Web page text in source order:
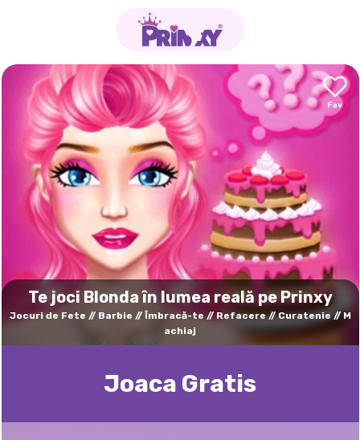
Te joci Blonda în lumea reală pe Prinxy
Jocuri de Fete Barbie Îmbracă-te Refacere Curatenie
M
achiaj
Joaca Gratis